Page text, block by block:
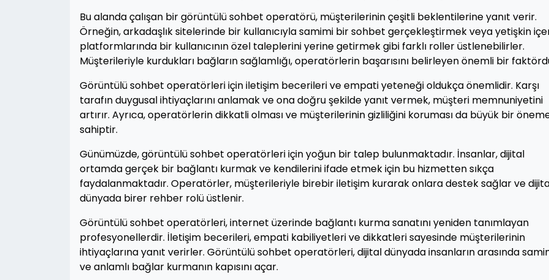
Bu alanda çalışan bir görüntülü sohbet operatörü, müşterilerinin çeşitli beklentilerine yanıt verir.
Örneğin, arkadaşlık sitelerinde bir kullanıcıyla samimi bir sohbet gerçekleştirmek veya yetişkin
platformlarında bir kullanıcının özel taleplerini yerine getirmek gibi farklı roller üstlenebilirler.
Müşterileriyle kurdukları bağların sağlamlığı, operatörlerin başarısını belirleyen önemli bir
Görüntülü sohbet operatörleri için iletişim becerileri ve empati yeteneği oldukça önemlidir. Karşı
tarafın duygusal ihtiyaçlarını anlamak ve ona doğru şekilde yanıt vermek, müşteri memnuniyetini
artırır. Ayrıca, operatörlerin dikkatli olması ve müşterilerinin gizliliğini koruması da büyük bir
sahiptir.
Günümüzde, görüntülü sohbet operatörleri için yoğun bir talep bulunmaktadır. İnsanlar, dijital
ortamda gerçek bir bağlantı kurmak ve kendilerini ifade etmek için bu hizmetten sıkça
faydalanmaktadır. Operatörler, müşterileriyle birebir iletişim kurarak onlara destek sağlar ve
dünyada birer rehber rolü üstlenir.
Görüntülü sohbet operatörleri, internet üzerinde bağlantı kurma sanatını yeniden tanımlayan
profesyonellerdir. İletişim becerileri, empati kabiliyetleri ve dikkatleri sayesinde müşterilerinin
ihtiyaçlarına yanıt verirler. Görüntülü sohbet operatörleri, dijital dünyada insanların arasında
ve anlamlı bağlar kurmanın kapısını açar.